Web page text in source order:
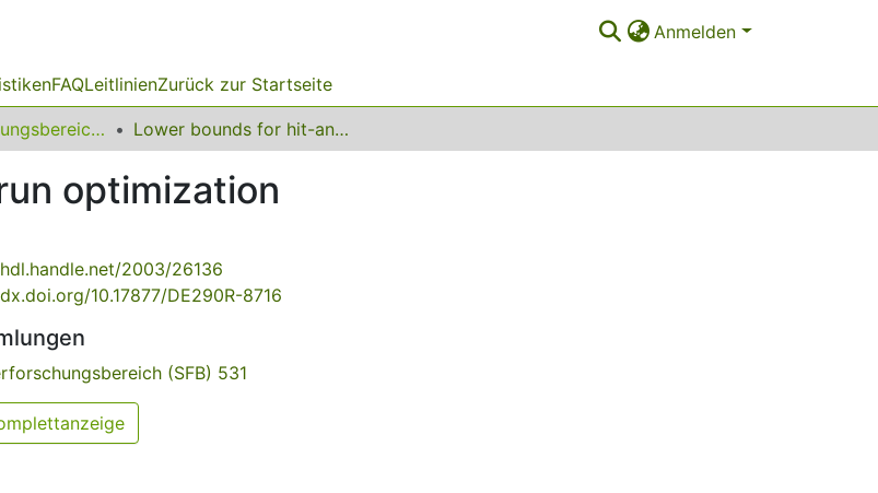
Anmelden
FAQLeitlinienZurück zur Startseite
Sonderforschungsbereich (SFB) 531 Lower bounds for hit-and-run optimization
optimization
2003/26136
10.17877/DE290R-8716
(SFB) 531